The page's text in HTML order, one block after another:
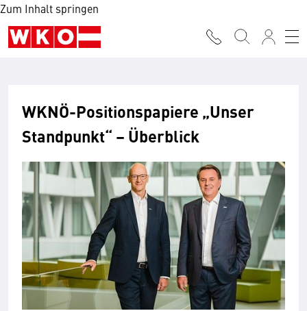
Zum Inhalt springen
WKNÖ-Positionspapiere „Unser
Standpunkt“ – Überblick